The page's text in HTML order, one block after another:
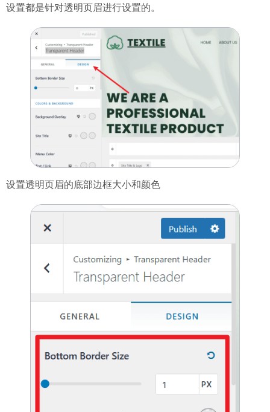
设置都是针对透明页眉进行设置的。
设置透明页眉的底部边框大小和颜色